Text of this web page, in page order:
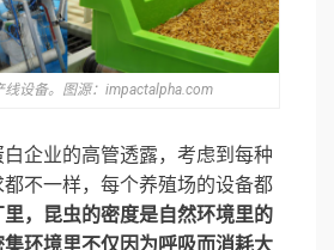
设备。图源：impactalpha.com
企业的高管透露，考虑到每种
不一样，每个养殖场的设备都
里，昆虫的密度是自然环境里的
环境里不仅因为呼吸而消耗大